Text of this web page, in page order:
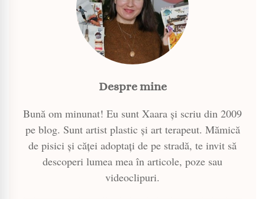
Despre mine
Bună om minunat! Eu sunt Xaara și scriu din 2009
pe blog. Sunt artist plastic și art terapeut. Mămică
de pisici și căței adoptați de pe stradă, te invit să
descoperi lumea mea în articole, poze sau
videoclipuri.